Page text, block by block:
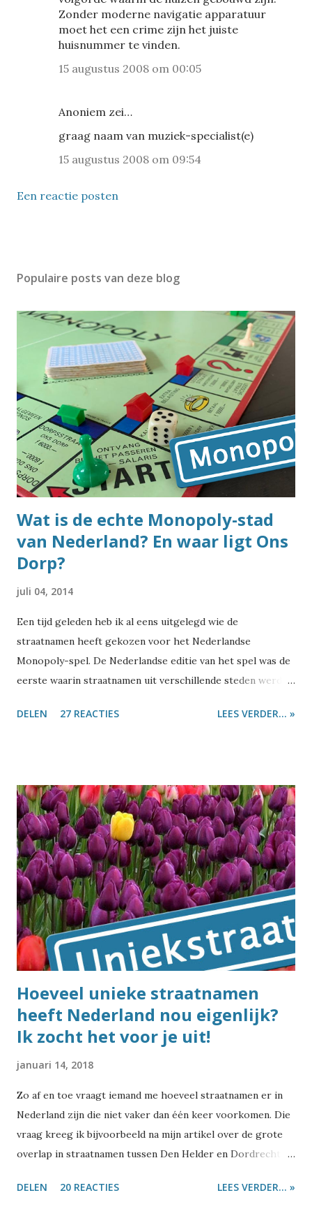
Zonder moderne navigatie apparatuur
moet het een crime zijn het juiste
huisnummer te vinden.
15 augustus 2008 om 00:05
Anoniem zei…
graag naam van muziek-specialist(e)
15 augustus 2008 om 09:54
Een reactie posten
Populaire posts van deze blog
Wat is de echte Monopoly-stad
van Nederland? En waar ligt Ons
Dorp?
juli 04, 2014
Een tijd geleden heb ik al eens uitgelegd wie de
straatnamen heeft gekozen voor het Nederlandse
Monopoly-spel. De Nederlandse editie van het spel was de
eerste waarin straatnamen uit verschillende steden werden
te vinden die al die straatnamen heeft? Dan zouden ze daar
hoe bijzonder die straatnamen uit het Monopoly-spel
eigenlijk zijn. In de top-10 met straatnamen die in het
Nederland het meest voorkomen, staat één straat uit
Monopoly: de Dorpsstraat . Die komt in Nederland 315 keer
voor, van Aalsmeer tot Zwolle. De Brink komt 67 keer voor,
van Almelo tot Zuidwolde. Op 43 plaatsen ligt een
Steenstraat , van Alphen aan den Rijn tot in Zwolle. Dan
komen we bij een bijzonder geval: de Houtstraat komt 32
keer voor in Nederland (van Almere tot Wolvega), maar
vreemd...
DELEN 27 REACTIES LEES VERDER... »
Hoeveel unieke straatnamen
heeft Nederland nou eigenlijk?
Ik zocht het voor je uit!
januari 14, 2018
Zo af en toe vraagt iemand me hoeveel straatnamen er in
Nederland zijn die niet vaker dan één keer voorkomen. Die
vraag kreeg ik bijvoorbeeld na mijn artikel over de grote
overlap in straatnamen tussen Den Helder en Dordrecht .
Nederlandse straatnamen . Of het gebeurt als ik wat schrijf
DELEN 20 REACTIES LEES VERDER... »